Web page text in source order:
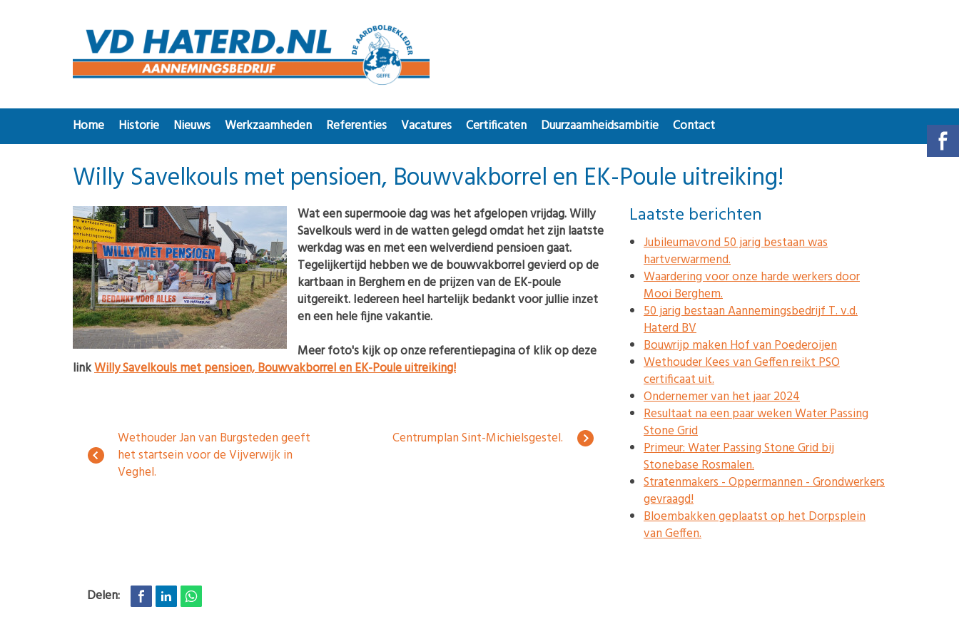
Home Historie Nieuws Werkzaamheden Referenties Vacatures Certificaten Duurzaamheidsambitie Contact
Willy Savelkouls met pensioen, Bouwvakborrel en EK-Poule uitreiking!
Wat een supermooie dag was het afgelopen vrijdag. Willy
Savelkouls werd in de watten gelegd omdat het zijn laatste
werkdag was en met een welverdiend pensioen gaat.
Tegelijkertijd hebben we de bouwvakborrel gevierd op de
kartbaan in Berghem en de prijzen van de EK-poule
uitgereikt. Iedereen heel hartelijk bedankt voor jullie inzet
en een hele fijne vakantie.
Meer foto's kijk op onze referentiepagina of klik op deze
linkWilly Savelkouls met pensioen, Bouwvakborrel en EK-Poule uitreiking!
Wethouder Jan van Burgsteden geeft
het startsein voor de Vijverwijk in
Veghel.
Centrumplan Sint-Michielsgestel.
Laatste berichten
Jubileumavond 50 jarig bestaan was
hartverwarmend.
Waardering voor onze harde werkers door
Mooi Berghem.
50 jarig bestaan Aannemingsbedrijf T. v.d.
Haterd BV
Bouwrijp maken Hof van Poederoijen
Wethouder Kees van Geffen reikt PSO
certificaat uit.
Ondernemer van het jaar 2024
Resultaat na een paar weken Water Passing
Stone Grid
Primeur: Water Passing Stone Grid bij
Stonebase Rosmalen.
Stratenmakers - Oppermannen - Grondwerkers
gevraagd!
Bloembakken geplaatst op het Dorpsplein
van Geffen.
Delen: